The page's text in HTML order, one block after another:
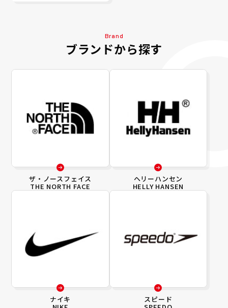
Brand
ブランドから探す
ザ・ノースフェイス
THE NORTH FACE
ヘリーハンセン
HELLY HANSEN
ナイキ スピード